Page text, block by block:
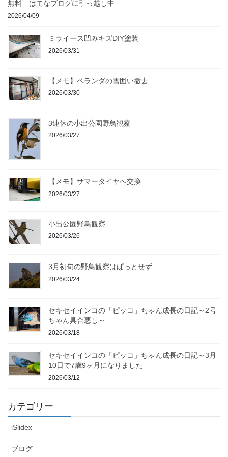
無料 はてなブログに引っ越し中
2026/04/09
ミライース凹みキズDIY塗装
2026/03/31
【メモ】ベランダの雪囲い撤去
2026/03/30
3連休の小出公園野鳥観察
2026/03/27
【メモ】サマータイヤへ交換
2026/03/27
小出公園野鳥観察
2026/03/26
3月初旬の野鳥観察はぱっとせず
2026/03/24
セキセイインコの「ピッコ」ちゃん成長の日記～2号
ちゃん具合悪し～
2026/03/18
セキセイインコの「ピッコ」ちゃん成長の日記～3月
10日で7歳9ヶ月になりました
2026/03/12
カテゴリー
iSlidex
ブログ